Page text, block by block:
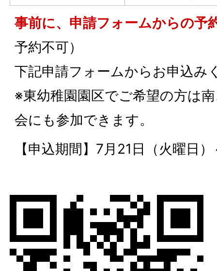
事前に、申請フォームからの予
予約不可）
下記申請フォームからお申込み
※東幼稚園園区でご希望の方は
会にも参加できます。
【申込期間】7月21日（火曜日